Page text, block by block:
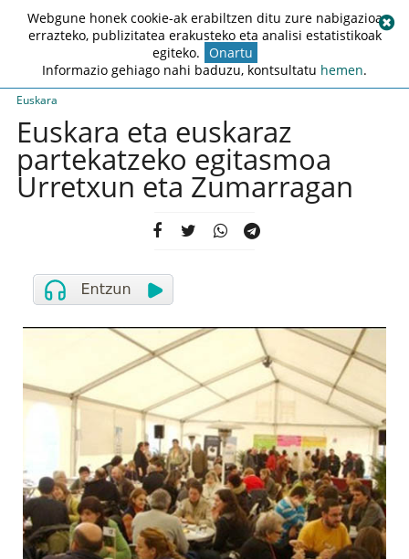
Euskara
Euskara eta euskaraz
partekatzeko egitasmoa
Urretxun eta Zumarragan
Webgune honek cookie-ak erabiltzen ditu zure nabigazioa
errazteko, publizitatea erakusteko eta analisi estatistikoak
egiteko. Onartu
Informazio gehiago nahi baduzu, kontsultatu hemen.